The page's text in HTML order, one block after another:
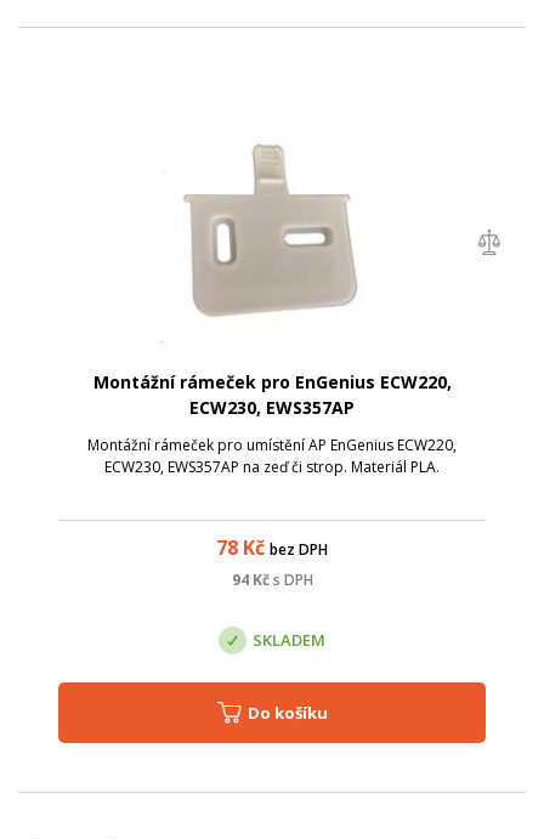
Montážní rámeček pro EnGenius ECW220,
ECW230, EWS357AP
Montážní rámeček pro umístění AP EnGenius ECW220,
ECW230, EWS357AP na zeď či strop. Materiál PLA.
78 Kč bez DPH
94Kč s DPH
SKLADEM
Do košíku